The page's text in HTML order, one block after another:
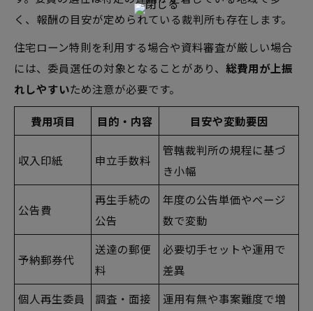
く、報酬の目安が定められている裁判所も存在します。
住宅ローン特則を利用する場合や資料審査が厳しい場合
には、委員選任の対象となることがあり、 総費用が上振
れしやすいため注意が必要です。
費用項目 目的・内容 目安や変動要因
収入印紙 申立手数料
管轄裁判所の規程に基づ
き小幅
公告費
再生手続の
公告
年度の公告単価やページ
数で変動
予納郵券代
送達の郵便
料
必要切手セットや運用で
差異
個人再生委員
調査・面接
運用有無や事案難度で増